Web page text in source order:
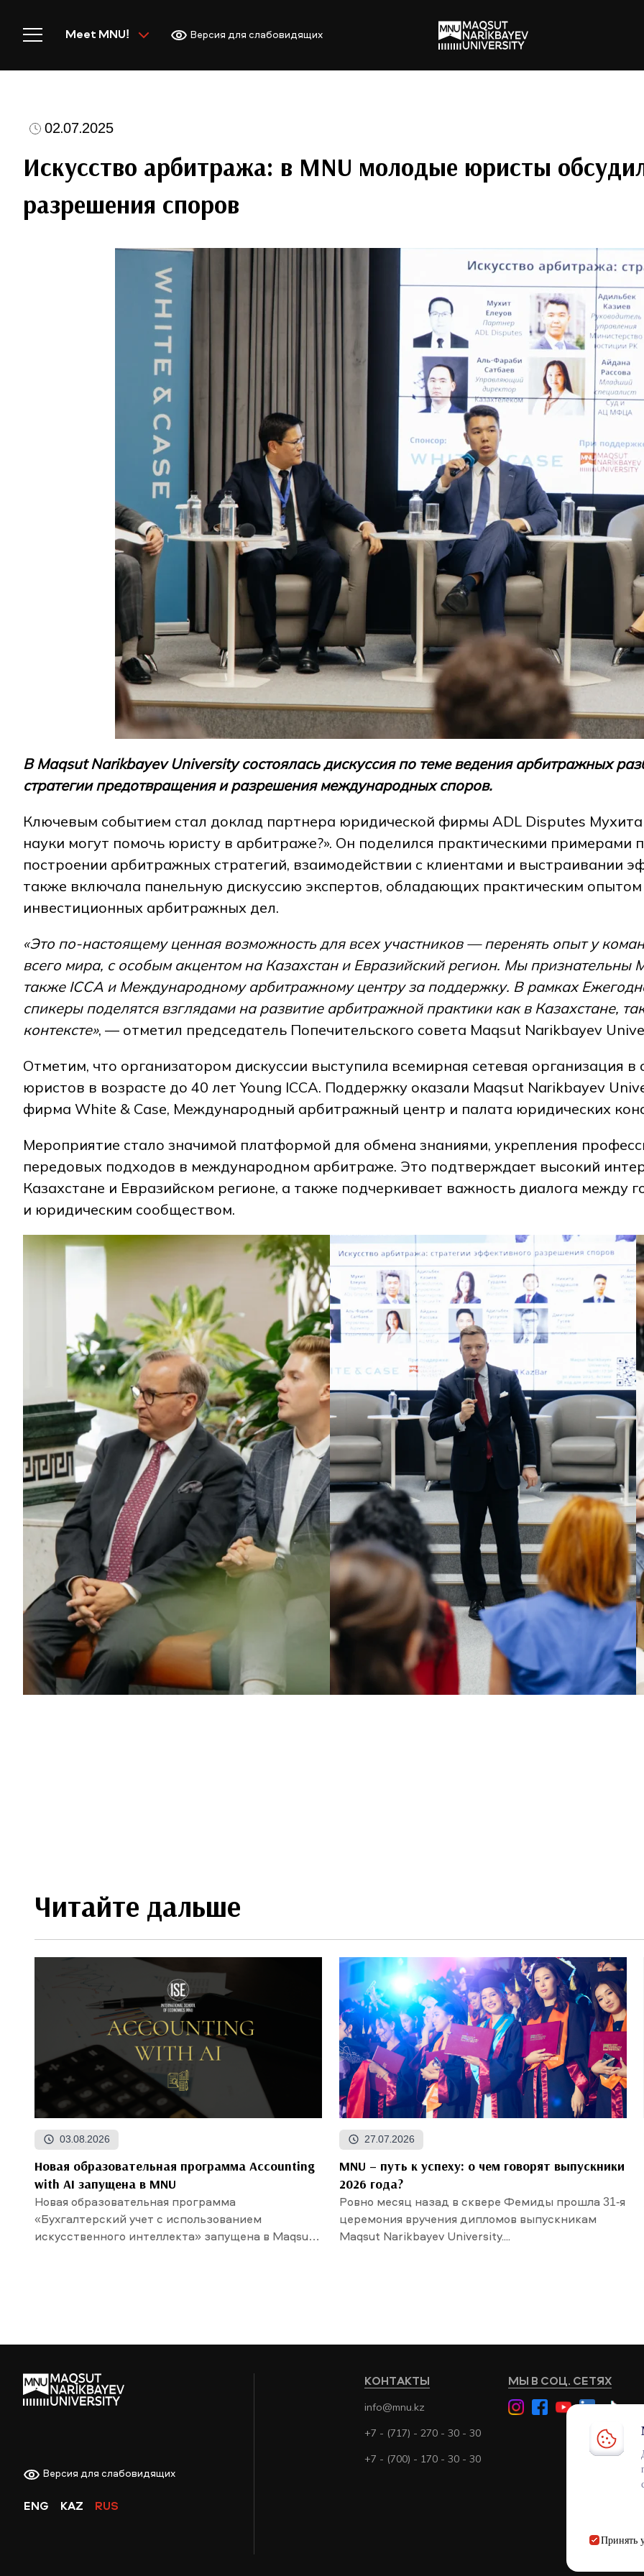
Meet MNU! Версия для слабовидящих
Главная
Академическая деятельность
Исследования и наука
Поступление и помощь
Жизнь в MNU
02.07.2025
Искусство арбитража: в MNU молодые юристы
разрешения споров
В Maqsut Narikbayev University состоялась дискуссия по теме ведения арбитражных
стратегии предотвращения и разрешения международных споров.
Ключевым событием стал доклад партнера юридической фирмы ADL Disputes Мухита
науки могут помочь юристу в арбитраже?». Он поделился практическими примерами
построении арбитражных стратегий, взаимодействии с клиентами и выстраивании
также включала панельную дискуссию экспертов, обладающих практическим
инвестиционных арбитражных дел.
«Это по-настоящему ценная возможность для всех участников — перенять опыт у
всего мира, с особым акцентом на Казахстан и Евразийский регион. Мы признательны
также ICCA и Международному арбитражному центру за поддержку. В рамках
спикеры поделятся взглядами на развитие арбитражной практики как в Казахстане,
контексте», — отметил председатель Попечительского совета Maqsut Narikbayev
Отметим, что организатором дискуссии выступила всемирная сетевая организация
юристов в возрасте до 40 лет Young ICCA. Поддержку оказали Maqsut Narikbayev
фирма White & Case, Международный арбитражный центр и палата юридических
Мероприятие стало значимой платформой для обмена знаниями, укрепления
передовых подходов в международном арбитраже. Это подтверждает высокий
Казахстане и Евразийском регионе, а также подчеркивает важность диалога между
и юридическим сообществом.
Читайте дальше
03.08.2026
Новая образовательная программа Accounting
with AI запущена в MNU
Новая образовательная программа
«Бухгалтерский учет с использованием
искусственного интеллекта» запущена в Maqsut
27.07.2026
MNU – путь к успеху: о чем говорят выпускники
2026 года?
Ровно месяц назад в сквере Фемиды прошла 31-я
церемония вручения дипломов выпускникам
Maqsut Narikbayev University....
Версия для слабовидящих
ENG KAZ RUS
КОНТАКТЫ
info@mnu.kz
+7 - (717) - 270 - 30 - 30
+7 - (700) - 170 - 30 - 30
МЫ В СОЦ. СЕТЯХ
Принять